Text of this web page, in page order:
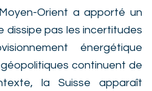
Orient a apporté un
dissipe pas les incertitudes
énergétique
continuent de
la Suisse apparaît